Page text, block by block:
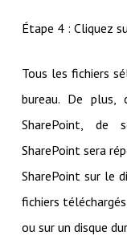
Étape 4 : Cliquez
Tous les fichiers
bureau. De plus,
SharePoint, de
SharePoint sera
SharePoint sur le
fichiers
ou sur un disque